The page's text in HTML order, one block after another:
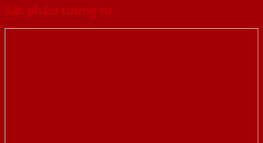
Sản phẩm tương tự